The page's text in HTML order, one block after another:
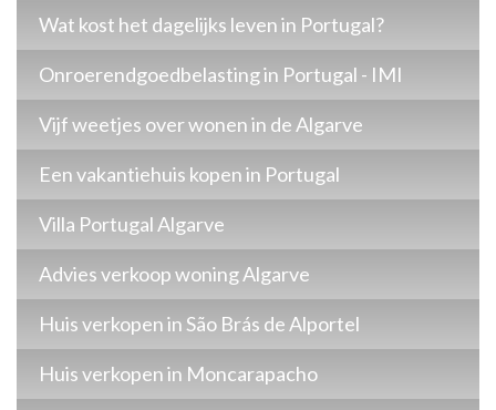
Wat kost het dagelijks leven in Portugal?
Onroerendgoedbelasting in Portugal - IMI
Vijf weetjes over wonen in de Algarve
Een vakantiehuis kopen in Portugal
Villa Portugal Algarve
Advies verkoop woning Algarve
Huis verkopen in São Brás de Alportel
Huis verkopen in Moncarapacho